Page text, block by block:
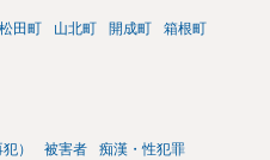
松田町 山北町 開成町
箱根町
） 被害者
痴漢・性犯罪